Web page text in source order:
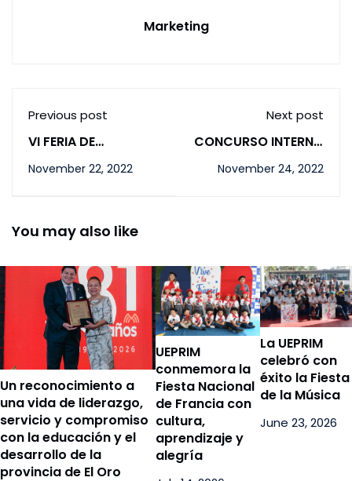
Marketing
Previous post
VI FERIA DE
2022
November 22, 2022
Next post
CONCURSO INTERNO
"CADA ACCIÓN
November 24, 2022
You may also like
Un reconocimiento a
una vida de liderazgo,
servicio y compromiso
con la educación y el
desarrollo de la
provincia de El Oro
UEPRIM
conmemora la
Fiesta Nacional
de Francia con
cultura,
aprendizaje y
alegría
La UEPRIM
celebró con
éxito la Fiesta
de la Música
June 23, 2026